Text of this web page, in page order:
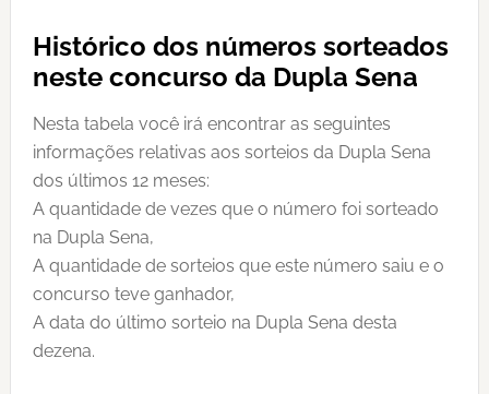
Histórico dos números sorteados
neste concurso da Dupla Sena
Nesta tabela você irá encontrar as seguintes
informações relativas aos sorteios da Dupla Sena
dos últimos 12 meses:
A quantidade de vezes que o número foi sorteado
na Dupla Sena,
A quantidade de sorteios que este número saiu e o
concurso teve ganhador,
A data do último sorteio na Dupla Sena desta
dezena.